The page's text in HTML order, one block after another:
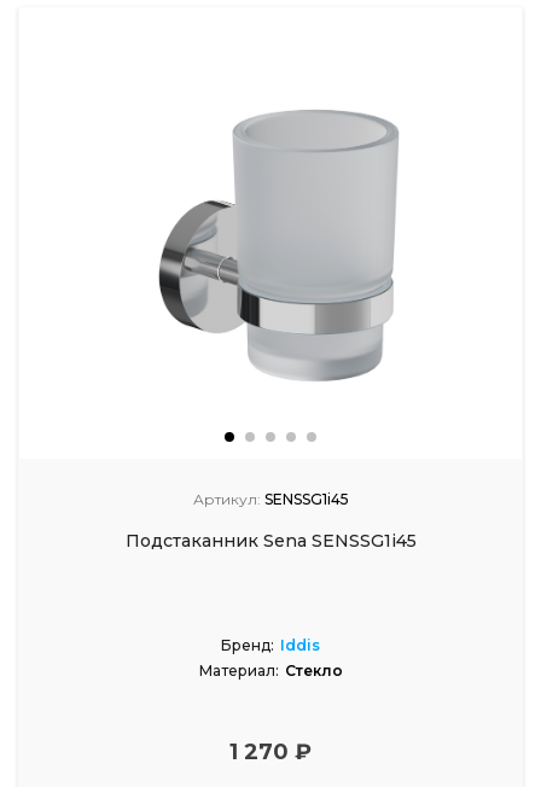
Артикул: SENSSG1i45
Подстаканник Sena SENSSG1i45
Бренд: Iddis
Материал: Стекло
1 270 ₽